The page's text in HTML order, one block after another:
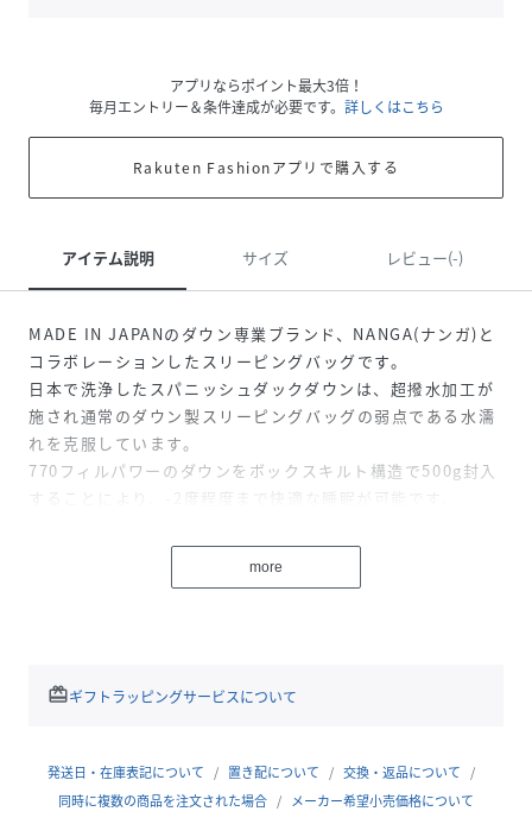
アプリならポイント最大3倍！
毎月エントリー＆条件達成が必要です。 詳しくはこちら
Rakuten Fashionアプリで購入する
アイテム説明 サイズ レビュー(-)
MADE IN JAPANのダウン専業ブランド、NANGA(ナンガ)と
コラボレーションしたスリーピングバッグです。
日本で洗浄したスパニッシュダックダウンは、超撥水加工が
施され通常のダウン製スリーピングバッグの弱点である水濡
れを克服しています。
770フィルパワーのダウンをボックスキルト構造で500g封入
することにより、-2度程度まで快適な睡眠が可能です。
など、ひとつひとつの工程を丁寧に行う事で安心安全な製品
性別タイプ ユニセックス
素材
(表側)ナイロン100%
more
redeemギフトラッピングサービスについて
発送日・在庫表記について 置き配について
交換・返品について
同時に複数の商品を注文された場合
メーカー希望小売価格について